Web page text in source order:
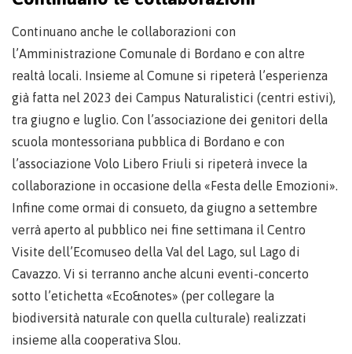
Continuano anche le collaborazioni con
l’Amministrazione Comunale di Bordano e con altre
realtà locali. Insieme al Comune si ripeterà l’esperienza
già fatta nel 2023 dei Campus Naturalistici (centri estivi),
tra giugno e luglio. Con l’associazione dei genitori della
scuola montessoriana pubblica di Bordano e con
l’associazione Volo Libero Friuli si ripeterà invece la
collaborazione in occasione della «Festa delle Emozioni».
Infine come ormai di consueto, da giugno a settembre
verrà aperto al pubblico nei fine settimana il Centro
Visite dell’Ecomuseo della Val del Lago, sul Lago di
Cavazzo. Vi si terranno anche alcuni eventi-concerto
sotto l’etichetta «Eco&notes» (per collegare la
biodiversità naturale con quella culturale) realizzati
insieme alla cooperativa Slou.